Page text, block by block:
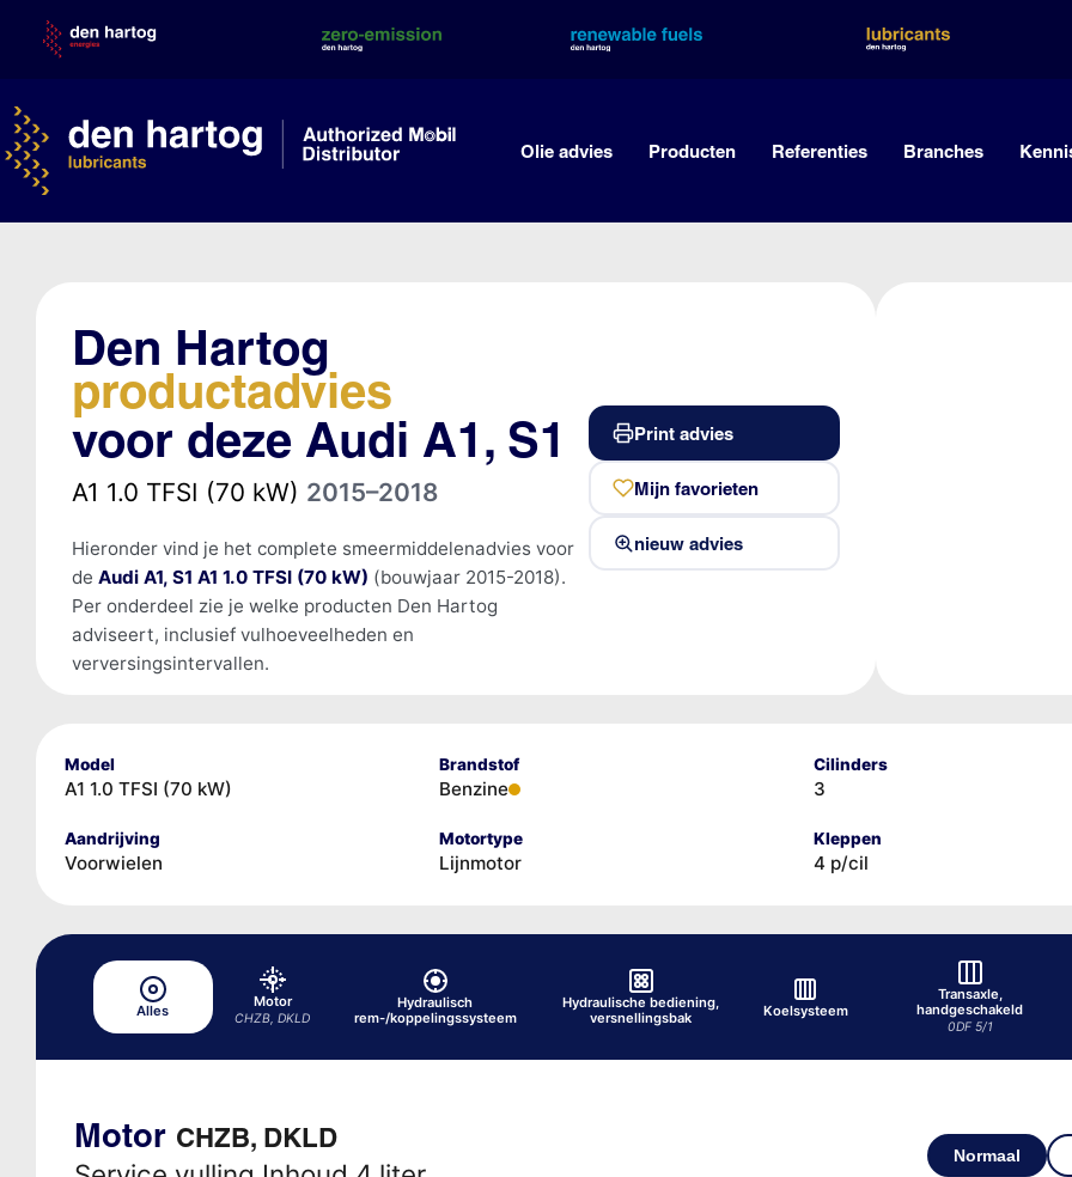
content
Olie advies Producten Referenties Branches
Den Hartog
productadvies
voor deze Audi A1, S1
A1 1.0 TFSI (70 kW) 2015–2018
Hieronder vind je het complete smeermiddelenadvies voor
de Audi A1, S1 A1 1.0 TFSI (70 kW) (bouwjaar 2015-2018).
Per onderdeel zie je welke producten Den Hartog
adviseert, inclusief vulhoeveelheden en
verversingsintervallen.
Print advies
Mijn favorieten
nieuw advies
Model
A1 1.0 TFSI (70 kW)
Brandstof
Benzine
Cilinders
3
Aandrijving
Voorwielen
Motortype
Lijnmotor
Kleppen
4 p/cil
Alles
Motor
CHZB, DKLD
Hydraulisch
rem-/koppelingssysteem
Hydraulische bediening,
versnellingsbak
Koelsysteem
Transaxle,
handgeschakeld
0DF 5/1
Motor CHZB, DKLD
Normaal